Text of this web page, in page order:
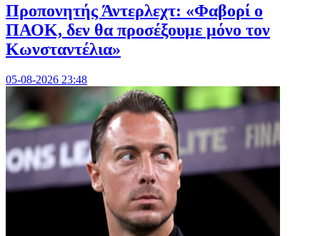
Προπονητής Άντερλεχτ: «Φαβορί ο
ΠΑΟΚ, δεν θα προσέξουμε μόνο τον
Κωνσταντέλια»
05-08-2026 23:48